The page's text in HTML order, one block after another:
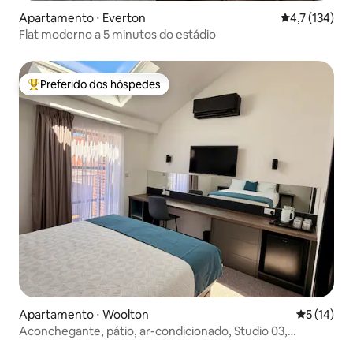
Apartamento ⋅ Everton 4,7 de uma
4,7 (134)
Flat moderno a 5 minutos do estádio
Entre os melhores preferidos dos hóspedes
Preferido dos hóspedes
Apartamento ⋅ Woolton 5 de uma
5 (14)
Aconchegante, pátio, ar-condicionado, Studio 03,